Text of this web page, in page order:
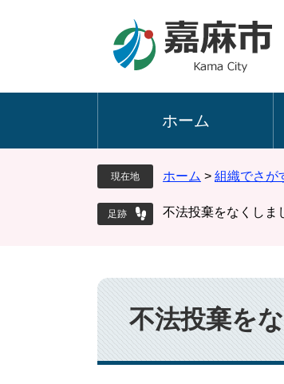
ホーム
現在地 ホーム > 組織でさが
不法投棄をなくしま
本
文
不法投棄を